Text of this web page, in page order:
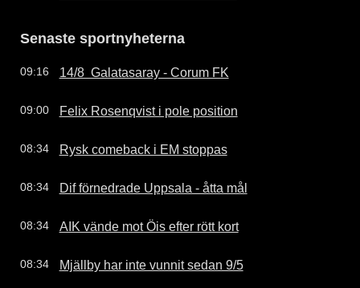
Senaste sportnyheterna
09:16 14/8  Galatasaray - Corum FK
09:00 Felix Rosenqvist i pole position
08:34 Rysk comeback i EM stoppas
08:34 Dif förnedrade Uppsala - åtta mål
08:34 AIK vände mot Öis efter rött kort
08:34 Mjällby har inte vunnit sedan 9/5